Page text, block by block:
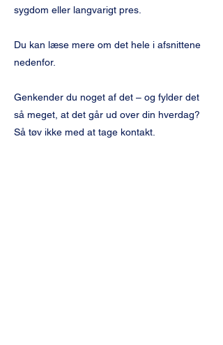
sygdom eller langvarigt pres.
Du kan læse mere om det hele i afsnittene
nedenfor.
Genkender du noget af det – og fylder det
så meget, at det går ud over din hverdag?
Så tøv ikke med at tage kontakt.